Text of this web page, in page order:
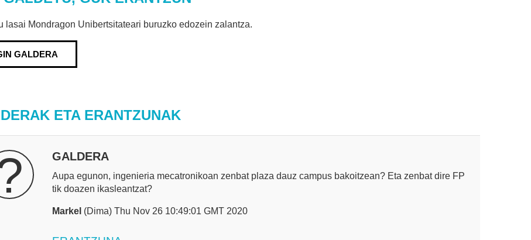
lasai Mondragon Unibertsitateari buruzko edozein zalantza.
GALDERA
ETA ERANTZUNAK
GALDERA
Aupa egunon, ingenieria mecatronikoan zenbat plaza dauz campus bakoitzean? Eta zenbat dire FP
tik doazen ikasleantzat?
Markel (Dima) Thu Nov 26 10:49:01 GMT 2020